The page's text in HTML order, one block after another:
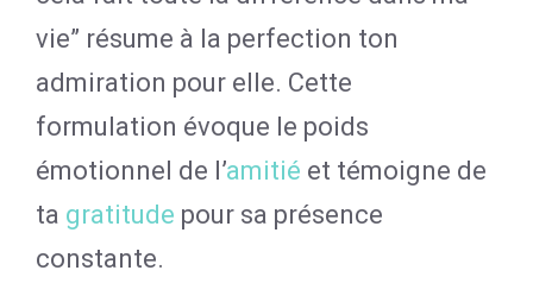
vie” résume à la perfection ton
admiration pour elle. Cette
formulation évoque le poids
émotionnel de l’amitié et témoigne de
ta gratitude pour sa présence
constante.